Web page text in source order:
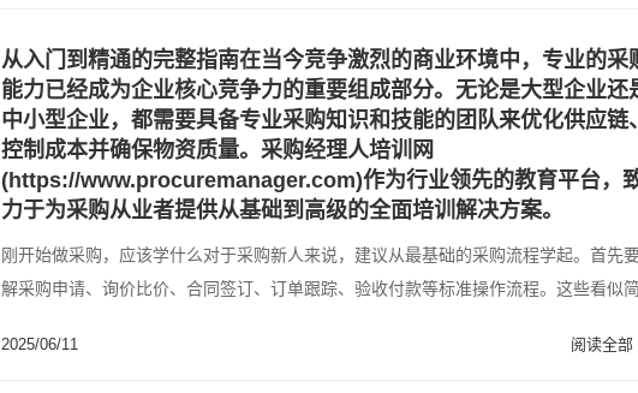
从入门到精通的完整指南在当今竞争激烈的商业环境中，专业的采
能力已经成为企业核心竞争力的重要组成部分。无论是大型企业还
中小型企业，都需要具备专业采购知识和技能的团队来优化供应链、
控制成本并确保物资质量。采购经理人培训网
(https://www.procuremanager.com)作为行业领先的教育平台，
力于为采购从业者提供从基础到高级的全面培训解决方案。
刚开始做采购，应该学什么对于采购新人来说，建议从最基础的采购流程学起。首先
解采购申请、询价比价、合同签订、订单跟踪、验收付款等标准操作流程。这些看似简
2025/06/11 阅读全部